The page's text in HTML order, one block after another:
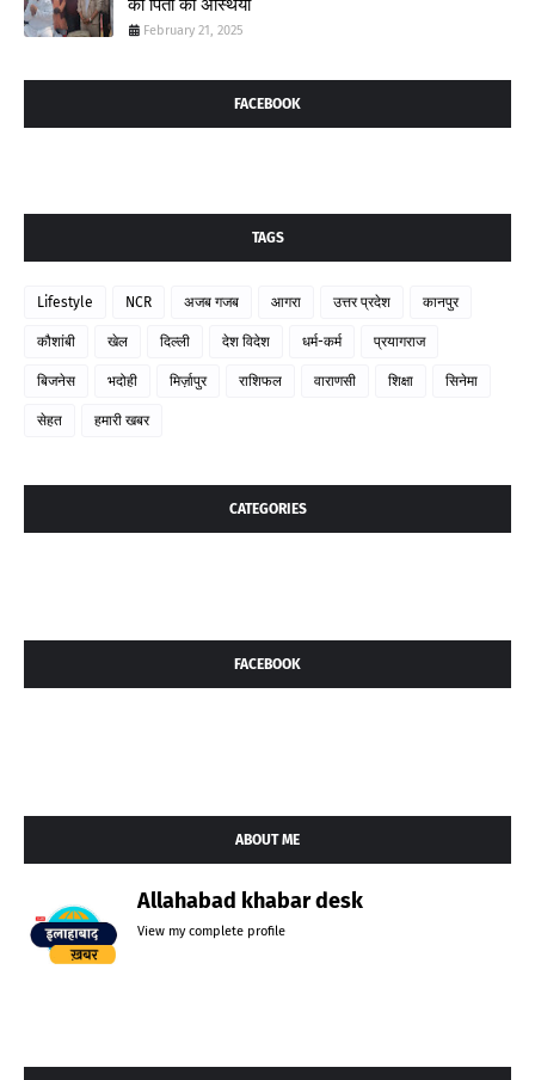
February 21, 2025
FACEBOOK
TAGS
Lifestyle NCR अजब गजब आगरा उत्तर प्रदेश कानपुर
कौशांबी खेल दिल्ली देश विदेश धर्म-कर्म प्रयागराज
बिजनेस भदोही मिर्ज़ापुर राशिफल वाराणसी शिक्षा सिनेमा
सेहत हमारी खबर
CATEGORIES
FACEBOOK
ABOUT ME
Allahabad khabar desk
View my complete profile